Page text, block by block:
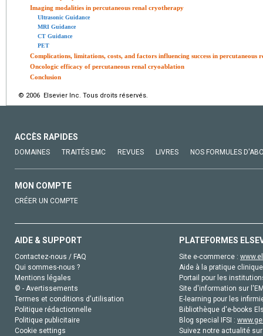
Imaging modalities in percutaneous renal cryotherapy
Ultrasonic Guidance
MRI Guidance
CT Guidance
PET
Complications, limitations, costs, and factors influencing success in percutaneous
Oncologic efficacy of percutaneous renal cryoablation
Conclusion
© 2006 Elsevier Inc. Tous droits réservés.
ACCÈS RAPIDES
DOMAINES TRAITÉS EMC REVUES LIVRES NOS FORMULES
MON COMPTE
CRÉER UN COMPTE
AIDE & SUPPORT
Contactez-nous / FAQ
Qui sommes-nous ?
Mentions légales
© - Avertissements
Termes et conditions d'utilisation
Politique rédactionnelle
Politique publicitaire
Cookie settings
PLATEFORMES
Site e-commerce :
Aide à la pratique
Portail pour les
Site d'information sur
E-learning pour les
Bibliothèque d'e-books
Blog special IFSI :
Suivez notre actualité